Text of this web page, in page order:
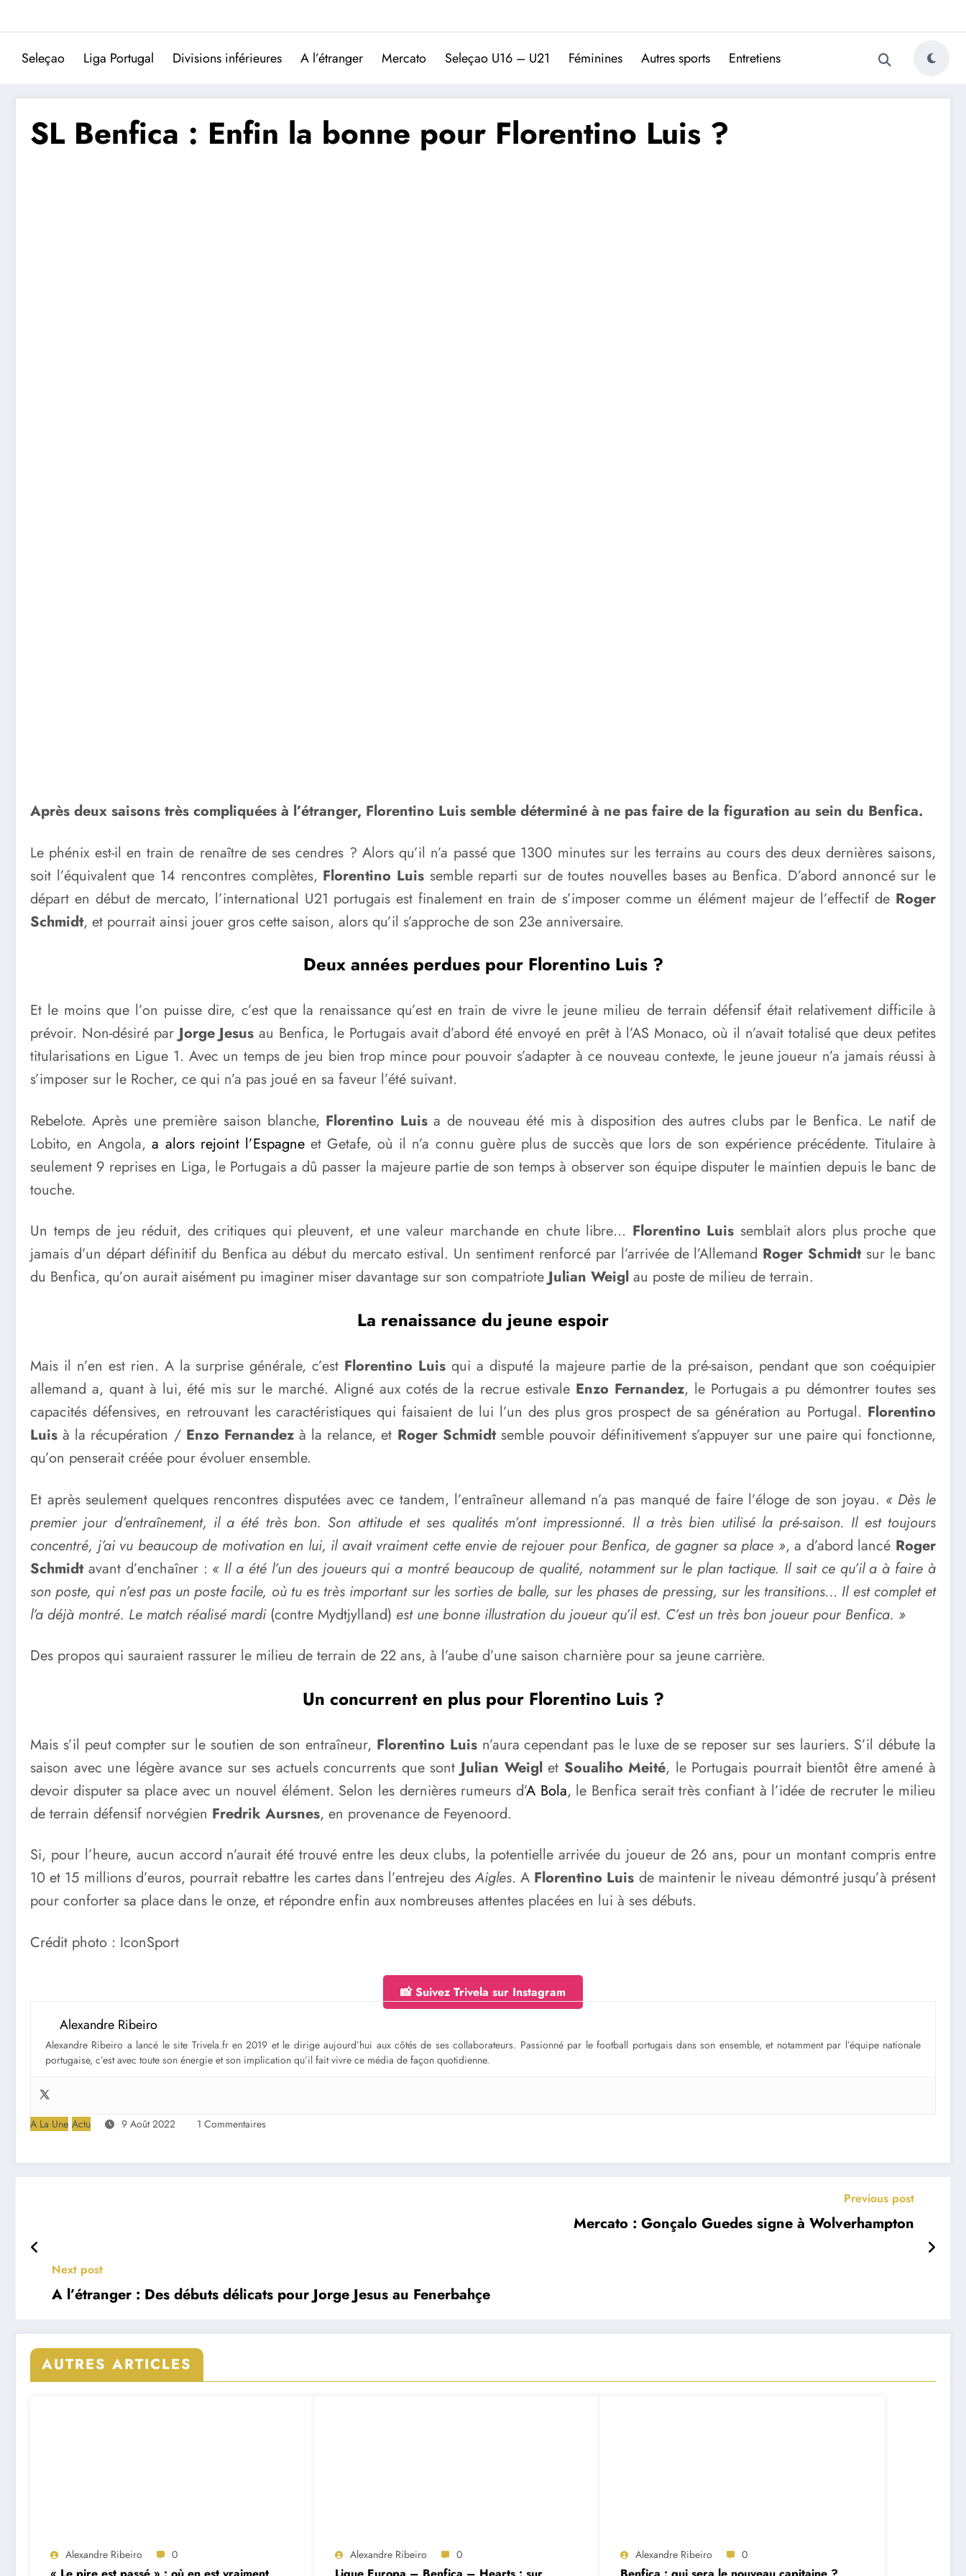
Trivela
L'actualité du football portugais
Seleçao Liga Portugal Divisions inférieures A l’étranger Mercato Seleçao U16 – U21 Féminines Autres sports Entretiens
SL Benfica : Enfin la bonne pour Florentino Luis ?
Après deux saisons très compliquées à l’étranger, Florentino Luis semble déterminé à ne pas faire de la figuration au sein du Benfica.
Le phénix est-il en train de renaître de ses cendres ? Alors qu’il n’a passé que 1300 minutes sur les terrains au cours des deux dernières saisons,
soit l’équivalent que 14 rencontres complètes, Florentino Luissemble reparti sur de toutes nouvelles bases au Benfica. D’abord annoncé sur le
départ en début de mercato, l’international U21 portugais est finalement en train de s’imposer comme un élément majeur de l’effectif de Roger
Schmidt, et pourrait ainsi jouer gros cette saison, alors qu’il s’approche de son 23e anniversaire.
Deux années perdues pour Florentino Luis ?
Et le moins que l’on puisse dire, c’est que la renaissance qu’est en train de vivre le jeune milieu de terrain défensif était relativement difficile à
prévoir. Non-désiré parJorge Jesus au Benfica, le Portugais avait d’abord été envoyé en prêt à l’AS Monaco, où il n’avait totalisé que deux petites
titularisations en Ligue 1. Avec un temps de jeu bien trop mince pour pouvoir s’adapter à ce nouveau contexte, le jeune joueur n’a jamais réussi à
s’imposer sur le Rocher, ce qui n’a pas joué en sa faveur l’été suivant.
Rebelote. Après une première saison blanche, Florentino Luisa de nouveau été mis à disposition des autres clubs par le Benfica. Le natif de
Lobito, en Angola,a alors rejoint l’Espagneet Getafe, où il n’a connu guère plus de succès que lors de son expérience précédente. Titulaire à
seulement 9 reprises en Liga, le Portugais a dû passer la majeure partie de son temps à observer son équipe disputer le maintien depuis le banc de
touche.
Un temps de jeu réduit, des critiques qui pleuvent, et une valeur marchande en chute libre… Florentino Luis semblait alors plus proche que
jamais d’un départ définitif du Benfica au début du mercato estival. Un sentiment renforcé par l’arrivée de l’Allemand Roger Schmidt sur le banc
du Benfica, qu’on aurait aisément pu imaginer miser davantage sur son compatrioteJulian Weigl au poste de milieu de terrain.
La renaissance du jeune espoir
Mais il n’en est rien. A la surprise générale, c’est Florentino Luis qui a disputé la majeure partie de la pré-saison, pendant que son coéquipier
allemand a, quant à lui, été mis sur le marché. Aligné aux cotés de la recrue estivale Enzo Fernandez, le Portugais a pu démontrer toutes ses
capacités défensives, en retrouvant les caractéristiques qui faisaient de lui l’un des plus gros prospect de sa génération au Portugal. Florentino
Luis à la récupération / Enzo Fernandezà la relance, et Roger Schmidtsemble pouvoir définitivement s’appuyer sur une paire qui fonctionne,
qu’on penserait créée pour évoluer ensemble.
Et après seulement quelques rencontres disputées avec ce tandem, l’entraîneur allemand n’a pas manqué de faire l’éloge de son joyau. « Dès le
premier jour d’entraînement, il a été très bon. Son attitude et ses qualités m’ont impressionné. Il a très bien utilisé la pré-saison. Il est toujours
concentré, j’ai vu beaucoup de motivation en lui, il avait vraiment cette envie de rejouer pour Benfica, de gagner sa place », a d’abord lancé Roger
Schmidtavant d’enchaîner : « Il a été l’un des joueurs qui a montré beaucoup de qualité, notamment sur le plan tactique. Il sait ce qu’il a à faire à
son poste, qui n’est pas un poste facile, où tu es très important sur les sorties de balle, sur les phases de pressing, sur les transitions… Il est complet et
l’a déjà montré. Le match réalisé mardi (contre Mydtjylland) est une bonne illustration du joueur qu’il est. C’est un très bon joueur pour Benfica. »
Des propos qui sauraient rassurer le milieu de terrain de 22 ans, à l’aube d’une saison charnière pour sa jeune carrière.
Un concurrent en plus pour Florentino Luis ?
Mais s’il peut compter sur le soutien de son entraîneur, Florentino Luisn’aura cependant pas le luxe de se reposer sur ses lauriers. S’il débute la
saison avec une légère avance sur ses actuels concurrents que sont Julian Weiglet Soualiho Meité, le Portugais pourrait bientôt être amené à
devoir disputer sa place avec un nouvel élément. Selon les dernières rumeurs d’A Bola, le Benfica serait très confiant à l’idée de recruter le milieu
de terrain défensif norvégien Fredrik Aursnes, en provenance de Feyenoord.
Si, pour l’heure, aucun accord n’aurait été trouvé entre les deux clubs, la potentielle arrivée du joueur de 26 ans, pour un montant compris entre
10 et 15 millions d’euros, pourrait rebattre les cartes dans l’entrejeu desAigles. A Florentino Luis de maintenir le niveau démontré jusqu’à présent
pour conforter sa place dans le onze, et répondre enfin aux nombreuses attentes placées en lui à ses débuts.
Crédit photo : IconSport
📸 Suivez Trivela sur Instagram
Alexandre Ribeiro
Alexandre Ribeiro a lancé le site Trivela.fr en 2019 et le dirige aujourd’hui aux côtés de ses collaborateurs. Passionné par le football portugais dans son ensemble, et notamment par l’équipe nationale
portugaise, c’est avec toute son énergie et son implication qu’il fait vivre ce média de façon quotidienne.
A La Une Actu 9 Août 2022 1 Commentaires
Previous post
Mercato : Gonçalo Guedes signe à Wolverhampton
Next post
A l’étranger : Des débuts délicats pour Jorge Jesus au Fenerbahçe
AUTRES ARTICLES
Alexandre Ribeiro 0 Alexandre Ribeiro 0 Alexandre Ribeiro 0